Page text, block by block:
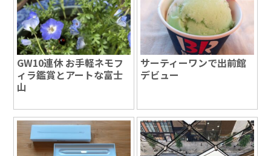
GW10連休 お手軽ネモフ
ィラ鑑賞とアートな富士
山
サーティーワンで出前館
デビュー